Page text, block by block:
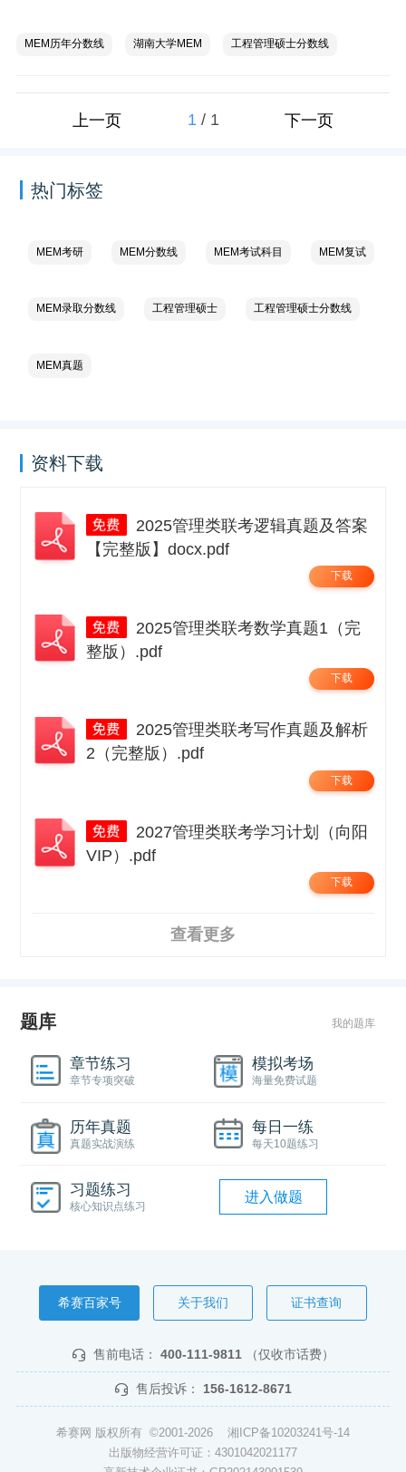
MEM历年分数线 湖南大学MEM 工程管理硕士分数线
上一页 1 / 1 下一页
热门标签
MEM考研 MEM分数线 MEM考试科目 MEM复试
MEM录取分数线 工程管理硕士 工程管理硕士分数线
MEM真题
资料下载
【完整版】docx.pdf
下载
整版）.pdf
下载
2（完整版）.pdf
下载
VIP）.pdf
下载
查看更多
题库 我的题库
章节练习
章节专项突破
模拟考场
海量免费试题
历年真题
真题实战演练
每日一练
每天10题练习
习题练习
核心知识点练习
进入做题
希赛百家号 关于我们 证书查询
售前电话： 400-111-9811 （仅收市话费）
售后投诉： 156-1612-8671
希赛网 版权所有 ©2001-2026 湘ICP备10203241号-14
出版物经营许可证：4301042021177